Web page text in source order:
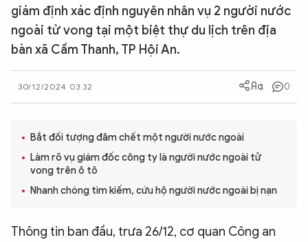
PHÁP LUẬT
QUỐC TẾ
BẠN ĐỌC & CAND
ĐA PHƯƠNG TIỆN
giám định xác định nguyên nhân vụ 2 người nước
ngoài tử vong tại một biệt thự du lịch trên địa
bàn xã Cẩm Thanh, TP Hội An.
30/12/2024 03:32 0
Bắt đối tượng đâm chết một người nước ngoài
Làm rõ vụ giám đốc công ty là người nước ngoài tử
vong trên ô tô
Nhanh chóng tìm kiếm, cứu hộ người nước ngoài bị nạn
Thông tin ban đầu, trưa 26/12, cơ quan Công an